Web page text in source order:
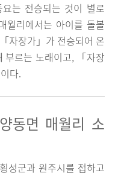
는 전승되는 것이 별로
월리에서는 아이를 돌볼
자장가」가 전승되어 온
부르는 노래이고, 「자장
다.
동면 매월리 소
성군과 원주시를 접하고